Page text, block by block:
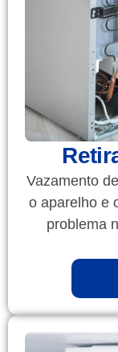
Vazamento
o aparelho e
problema